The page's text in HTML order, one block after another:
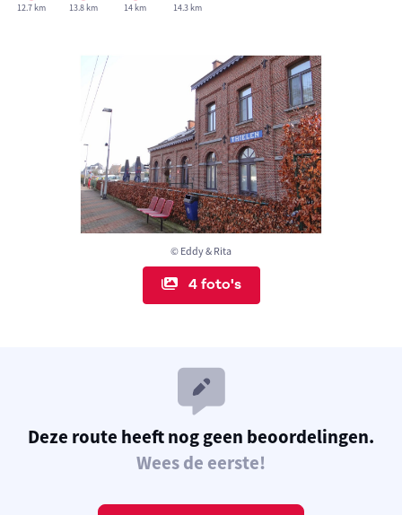
© Eddy & Rita
4 foto's
12.7 km 13.8 km 14 km 14.3 km
Deze route heeft nog geen beoordelingen.
Wees de eerste!